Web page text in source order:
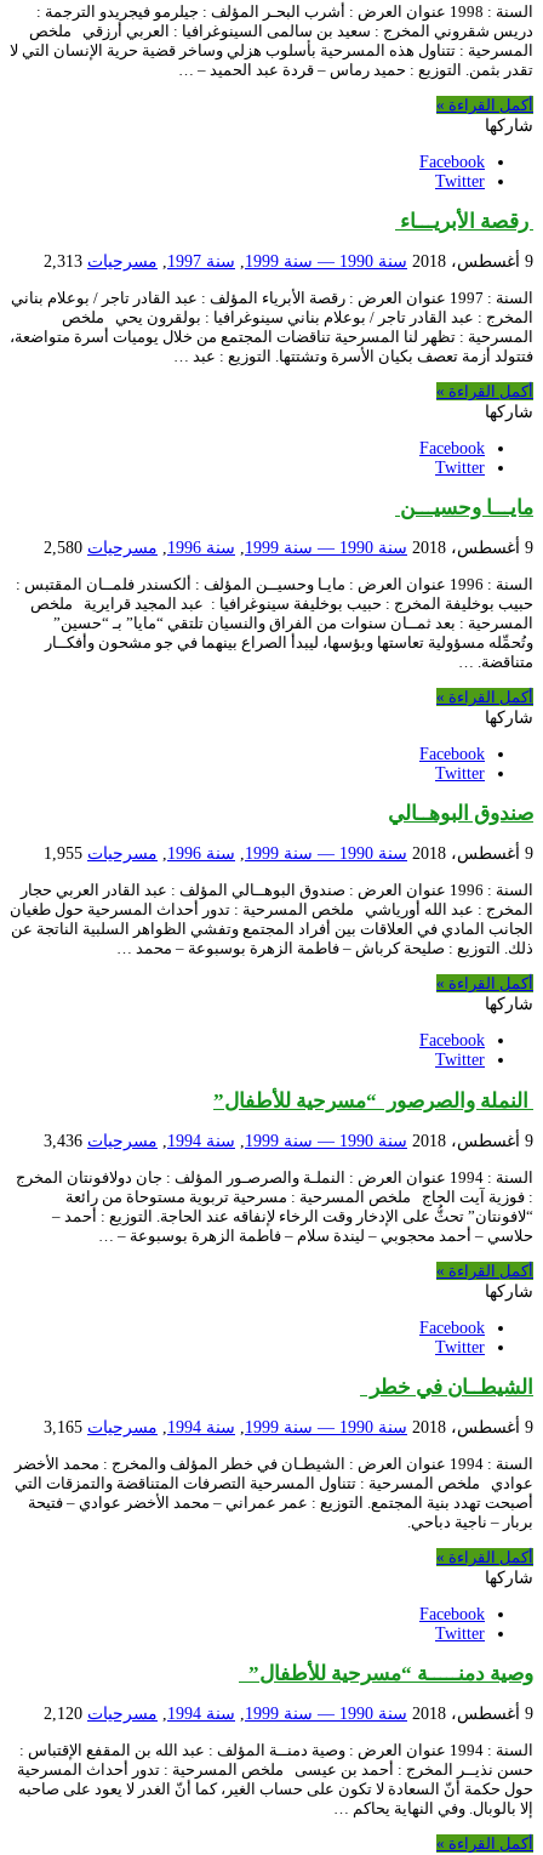
السنة : 1998 عنوان العرض : أشرب البحـر المؤلف : جيلرمو فيجريدو الترجمة :
دريس شقروني المخرج : سعيد بن سالمى السينوغرافيا : العربي أرزقي ملخص
المسرحية : تتناول هذه المسرحية بأسلوب هزلي وساخر قضية حرية الإنسان التي لا
تقدر بثمن. التوزيع : حميد رماس – قردة عبد الحميد – …
أكمل القراءة »
شاركها
Facebook
Twitter
رقصة الأبريـــاء
9 أغسطس، 2018 سنة 1990 — سنة 1999 , سنة 1997 , مسرحيات 2,313
السنة : 1997 عنوان العرض : رقصة الأبرياء المؤلف : عبد القادر تاجر / بوعلام بناني
المخرج : عبد القادر تاجر / بوعلام بناني سينوغرافيا : بولقرون يحي ملخص
المسرحية : تظهر لنا المسرحية تناقضات المجتمع من خلال يوميات أسرة متواضعة،
فتتولد أزمة تعصف بكيان الأسرة وتشتتها. التوزيع : عبد …
أكمل القراءة »
شاركها
Facebook
Twitter
مايـــا وحسيـــن
9 أغسطس، 2018 سنة 1990 — سنة 1999 , سنة 1996 , مسرحيات 2,580
السنة : 1996 عنوان العرض : مايـا وحسيــن المؤلف : ألكسندر فلمــان المقتبس :
حبيب بوخليفة المخرج : حبيب بوخليفة سينوغرافيا : عبد المجيد قرايرية ملخص
المسرحية : بعد ثمــان سنوات من الفراق والنسيان تلتقي “مايا” بـ “حسين”
وتُحمِّله مسؤولية تعاستها وبؤسها، ليبدأ الصراع بينهما في جو مشحون وأفكــار
متناقضة. …
أكمل القراءة »
شاركها
Facebook
Twitter
صندوق البوهــالي
9 أغسطس، 2018 سنة 1990 — سنة 1999 , سنة 1996 , مسرحيات 1,955
السنة : 1996 عنوان العرض : صندوق البوهــالي المؤلف : عبد القادر العربي حجار
المخرج : عبد الله أورياشي ملخص المسرحية : تدور أحداث المسرحية حول طغيان
الجانب المادي في العلاقات بين أفراد المجتمع وتفشي الظواهر السلبية الناتجة عن
ذلك. التوزيع : صليحة كرباش – فاطمة الزهرة بوسبوعة – محمد …
أكمل القراءة »
شاركها
Facebook
Twitter
النملة والصرصور “مسرحية للأطفال”
9 أغسطس، 2018 سنة 1990 — سنة 1999 سنة 1994 مسرحيات 3,436
السنة : 1994 عنوان العرض : النملـة والصرصـور المؤلف : جان دولافونتان المخرج
: فوزية آيت الحاج ملخص المسرحية : مسرحية تربوية مستوحاة من رائعة
“لافونتان” تحثُّ على الإدخار وقت الرخاء لإنفاقه عند الحاجة. التوزيع : أحمد –
حلاسي – أحمد محجوبي – ليندة سلام – فاطمة الزهرة بوسبوعة – …
أكمل القراءة »
شاركها
Facebook
Twitter
الشيطــان في خطر
9 أغسطس، 2018 سنة 1990 — سنة 1999 سنة 1994 مسرحيات 3,165
السنة : 1994 عنوان العرض : الشيطـان في خطر المؤلف والمخرج : محمد الأخضر
عوادي ملخص المسرحية : تتناول المسرحية التصرفات المتناقضة والتمزقات التي
أصبحت تهدد بنية المجتمع. التوزيع : عمر عمراني – محمد الأخضر عوادي – فتيحة
بربار – ناجية دباحي.
أكمل القراءة »
شاركها
Facebook
Twitter
وصية دمنـــــة “مسرحية للأطفال”
9 أغسطس، 2018 سنة 1990 — سنة 1999 , سنة 1994 , مسرحيات 2,120
السنة : 1994 عنوان العرض : وصية دمنــة المؤلف : عبد الله بن المقفع الإقتباس :
حسن نذيــر المخرج : أحمد بن عيسى ملخص المسرحية : تدور أحداث المسرحية
حول حكمة أنّ السعادة لا تكون على حساب الغير، كما أنّ الغدر لا يعود على صاحبه
إلا بالوبال. وفي النهاية يحاكم …
أكمل القراءة »